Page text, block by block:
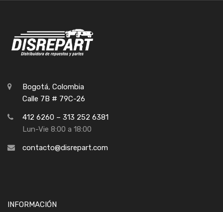
Bogotá, Colombia
Calle 7B # 79C-26
412 6260 – 313 252 6381
Lun-Vie 8:00 a 18:00
contacto@disrepart.com
INFORMACIÓN